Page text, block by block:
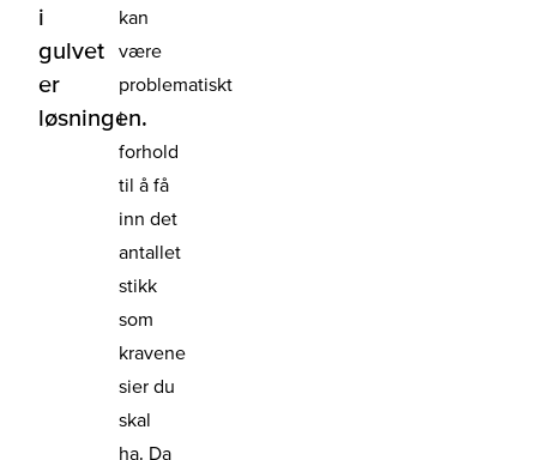
i
gulvet
er
løsningen.
kan
være
problematiskt
i
forhold
til å få
inn det
antallet
stikk
som
kravene
sier du
skal
ha. Da